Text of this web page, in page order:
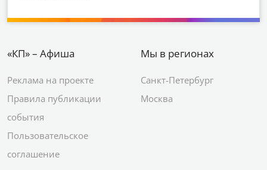
«КП» – Афиша
Реклама на проекте
Правила публикации
события
Пользовательское
соглашение
Мы в регионах
Санкт-Петербург
Москва